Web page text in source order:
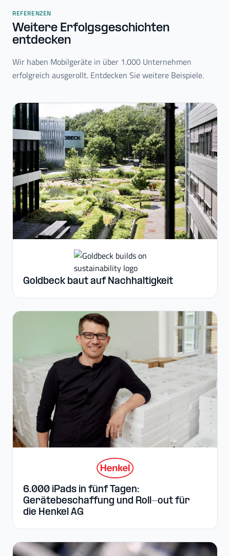
REFERENZEN
Weitere Erfolgsgeschichten
entdecken
Wir haben Mobilgeräte in über 1.000 Unternehmen
erfolgreich ausgerollt. Entdecken Sie weitere Beispiele.
Goldbeck baut auf Nachhaltigkeit
6.000 iPads in fünf Tagen:
Gerätebeschaffung und Roll-out für
die Henkel AG